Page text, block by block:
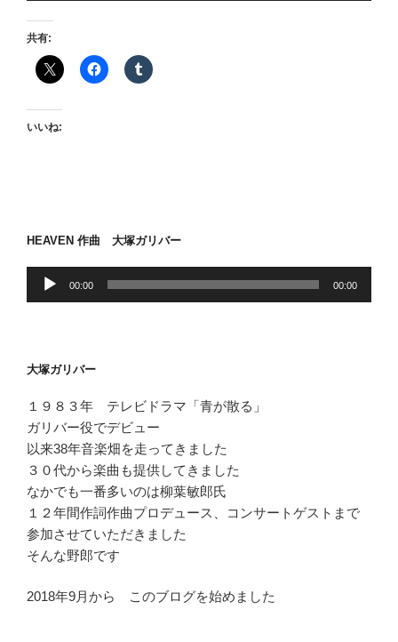
プ
レ
ー
ヤ
共有:
いいね:
HEAVEN 作曲 大塚ガリバー
ー
ー
00:00 00:00
大塚ガリバー
１９８３年 テレビドラマ「青が散る」
ガリバー役でデビュー
以来38年音楽畑を走ってきました
３０代から楽曲も提供してきました
なかでも一番多いのは柳葉敏郎氏
１２年間作詞作曲プロデュース、コンサートゲストまで
参加させていただきました
そんな野郎です
2018年9月から このブログを始めました